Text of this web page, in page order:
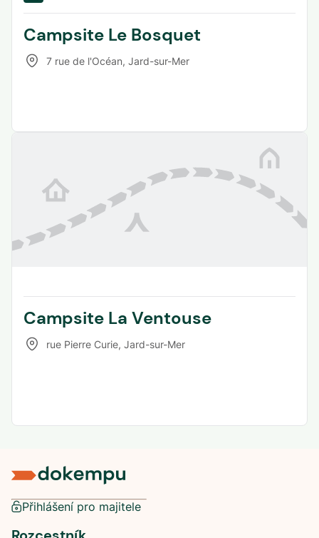
Campsite Le Bosquet
7 rue de l'Océan, Jard-sur-Mer
Campsite La Ventouse
rue Pierre Curie, Jard-sur-Mer
Přihlášení pro majitele